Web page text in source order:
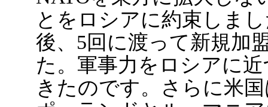
とをロシアに約束しま
後、5回に渡って新規加
た。軍事力をロシアに
きたのです。さらに米